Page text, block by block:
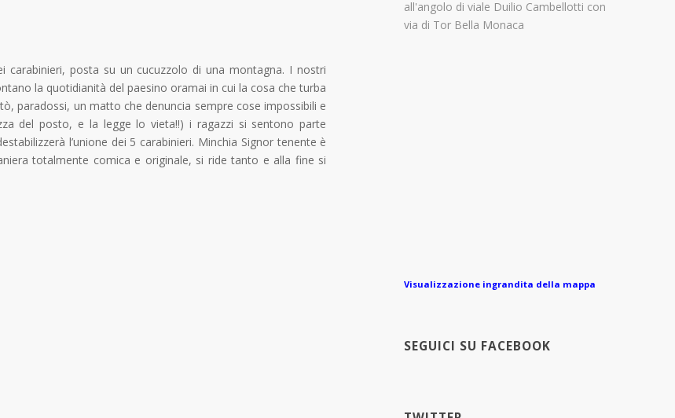
carabinieri, posta su un cucuzzolo di una montagna. I nostri
la quotidianità del paesino oramai in cui la cosa che turba
paradossi, un matto che denuncia sempre cose impossibili e
del posto, e la legge lo vieta!!) i ragazzi si sentono parte
l’unione dei 5 carabinieri. Minchia Signor tenente è
totalmente comica e originale, si ride tanto e alla fine si
all'angolo di viale Duilio Cambellotti con
via di Tor Bella Monaca
Visualizzazione ingrandita della mappa
SEGUICI SU FACEBOOK